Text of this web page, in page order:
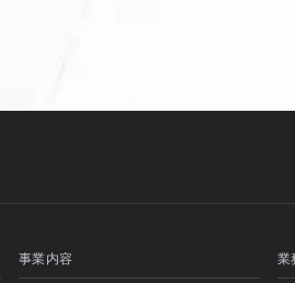
(web beacon)、広告用識別子などの
えい、滅失またはき損の防止と是正、
policy/
事業内容 業